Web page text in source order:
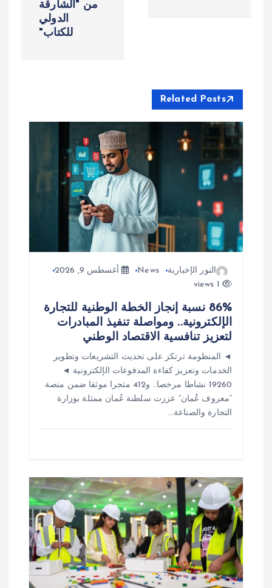
م
ق
ت
من "الشارقة
الدولي
للكتاب"
Related Posts
النور الإخبارية News
أغسطس 9, 2026
1 views
86% نسبة إنجاز الخطة الوطنية للتجارة
الإلكترونية.. ومواصلة تنفيذ المبادرات
لتعزيز تنافسية الاقتصاد الوطني
◄ المنظومة ترتكز على تحديث التشريعات وتطوير
الخدمات وتعزيز كفاءة المدفوعات الإلكترونية ◄
19260 نشاطا مرخصا.. و412 متجرا موثقا ضمن منصة
“معروف عُمان” عززت سلطنة عُمان ممثلة بوزارة
التجارة والصناعة…